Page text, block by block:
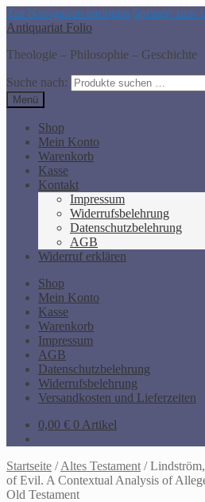
Zur Navigation springen Springe zum
Antiquariat Folio
Theologie – Philosophie – Geschichte
Suche nach:
Menü
Shop
Mein Konto
Warenkorb
Kasse
Kontakt
Impressum
Widerrufsbelehrung
Datenschutzbelehrung
AGB
Widerruf erklären
Shop
Mein Konto
Kasse
Warenkorb
Impressum
AGB
Datenschutzbelehrung
Widerrufsbelehrung
Versandkosten und Lieferzeiten
0,00 € 0 Artikel
Startseite /Altes Testament /
of Evil. A Contextual Analysis of
Old Testament